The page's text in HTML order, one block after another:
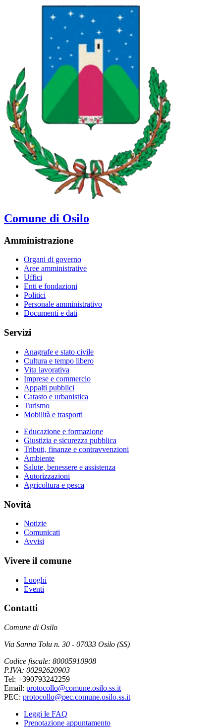
Comune di Osilo
Amministrazione
Organi di governo
Aree amministrative
Uffici
Enti e fondazioni
Politici
Personale amministrativo
Documenti e dati
Servizi
Anagrafe e stato civile
Cultura e tempo libero
Vita lavorativa
Imprese e commercio
Appalti pubblici
Catasto e urbanistica
Turismo
Mobilità e trasporti
Educazione e formazione
Giustizia e sicurezza pubblica
Tributi, finanze e contravvenzioni
Ambiente
Salute, benessere e assistenza
Autorizzazioni
Agricoltura e pesca
Novità
Notizie
Comunicati
Avvisi
Vivere il comune
Luoghi
Eventi
Contatti
Comune di Osilo
Via Sanna Tolu n. 30 - 07033 Osilo (SS)
Codice fiscale: 80005910908
P.IVA: 00292620903
Tel: +390793242259
Email: protocollo@comune.osilo.ss.it
PEC: protocollo@pec.comune.osilo.ss.it
Leggi le FAQ
Prenotazione appuntamento